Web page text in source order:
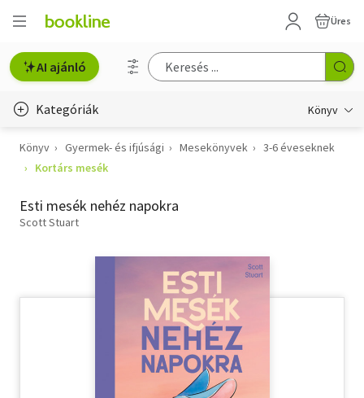
Üres
AI ajánló
Kategóriák Könyv
Életmód, egészség
Gyermek- és ifjúsági
Hobbi, szabadidő
Könyv Gyermek- és ifjúsági Mesekönyvek
3-6 éveseknek
Kortárs mesék
Esti mesék nehéz napokra
Scott Stuart